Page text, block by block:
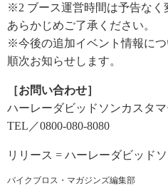
※2 ブース運営時間は予告なく
あらかじめご了承ください。
※今後の追加イベント情報に
順次お知らせします。
［お問い合わせ］
ハーレーダビッドソンカスタ
TEL／0800-080-8080
リリース = ハーレーダビッド
バイクブロス・マガジンズ編集部